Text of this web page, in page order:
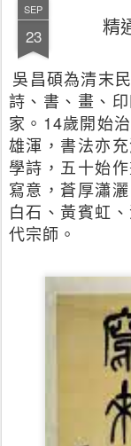
SEP
23 精
吳昌碩為清末
詩、書、畫、
家。 14歲開始
雄渾，書法亦
學詩，五十始
寫意，蒼厚瀟
白石、黃賓虹
代宗師。